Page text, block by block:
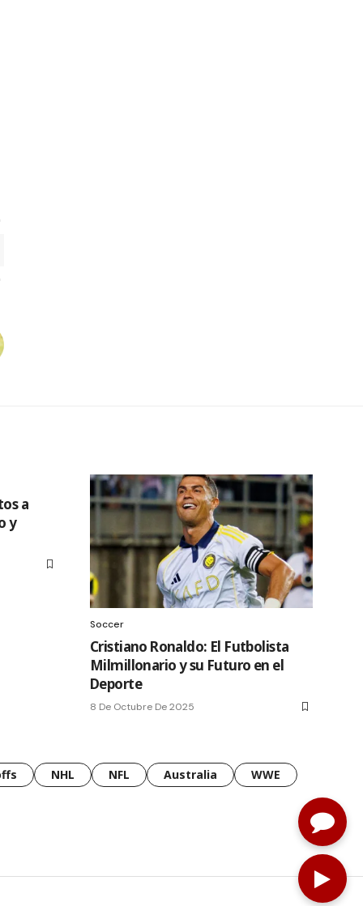
a
y
Soccer
Cristiano Ronaldo: El Futbolista
Milmillonario y su Futuro en el
Deporte
8 De Octubre De 2025
NHL NFL Australia WWE